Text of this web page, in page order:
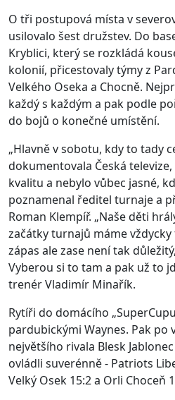
O tři postupová místa v
usilovalo šest družstev. Do
Kryblici, který se rozkládá
kolonií, přicestovaly týmy z
Velkého Oseka a Chocně.
každý s každým a pak podle
do bojů o konečné umístění.
„Hlavně v sobotu, kdy to tady
dokumentovala Česká
kvalitu a nebylo vůbec jasné,
poznamenal ředitel turnaje a
Roman Klempíř. „Naše děti
začátky turnajů máme
zápas ale zase není tak
Vyberou si to tam a pak už to
trenér Vladimír Minařík.
Rytíři do domácího
pardubickými Waynes. Pak po
největšího rivala Blesk
ovládli suverénně - Patriots
Velký Osek 15:2 a Orli Choceň